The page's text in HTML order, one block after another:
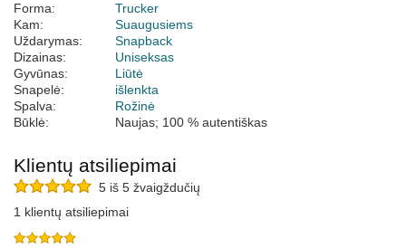
Forma:
Trucker
Kam:
Suaugusiems
Uždarymas:
Snapback
Dizainas:
Uniseksas
Gyvūnas:
Liūtė
Snapelė:
išlenkta
Spalva:
Rožinė
Būklė:
Naujas; 100 % autentiškas
Klientų atsiliepimai
5 iš 5 žvaigždučių
1 klientų atsiliepimai